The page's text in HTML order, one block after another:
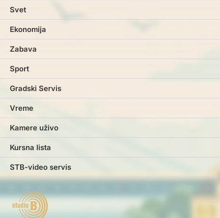
Svet
Ekonomija
Zabava
Sport
Gradski Servis
Vreme
Kamere uživo
Kursna lista
STB-video servis